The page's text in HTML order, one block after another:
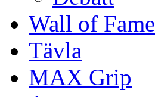
Wall of Fame
Tävla
MAX Grip